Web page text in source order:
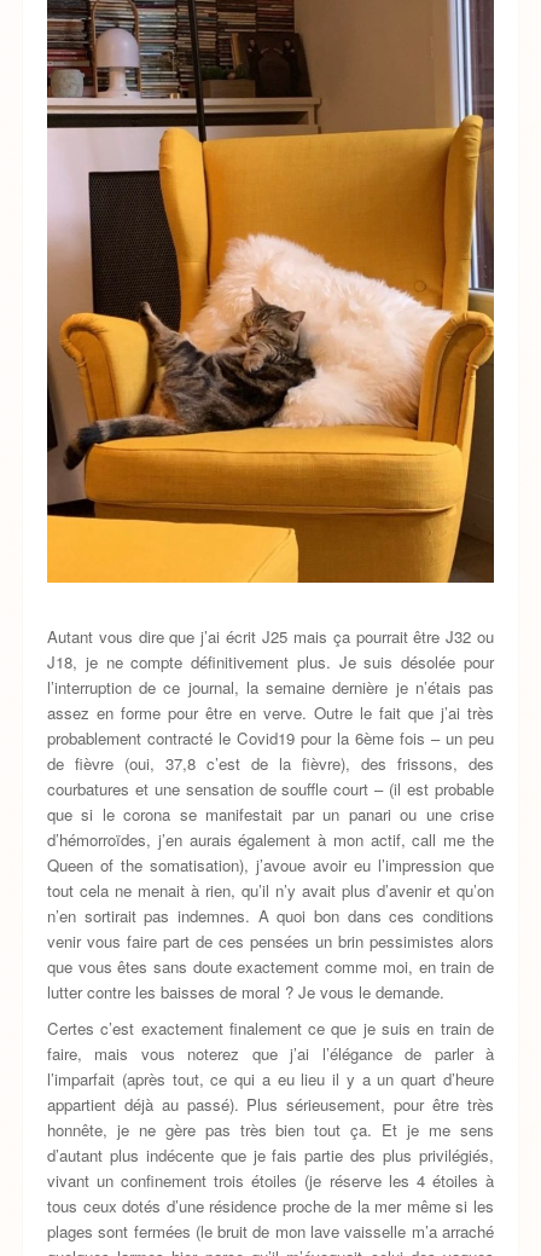
Autant vous dire que j’ai écrit J25 mais ça pourrait être J32 ou
J18, je ne compte définitivement plus. Je suis désolée pour
l’interruption de ce journal, la semaine dernière je n’étais pas
assez en forme pour être en verve. Outre le fait que j’ai très
probablement contracté le Covid19 pour la 6ème fois – un peu
de fièvre (oui, 37,8 c’est de la fièvre), des frissons, des
courbatures et une sensation de souffle court – (il est probable
que si le corona se manifestait par un panari ou une crise
d’hémorroïdes, j’en aurais également à mon actif, call me the
Queen of the somatisation), j’avoue avoir eu l’impression que
tout cela ne menait à rien, qu’il n’y avait plus d’avenir et qu’on
n’en sortirait pas indemnes. A quoi bon dans ces conditions
venir vous faire part de ces pensées un brin pessimistes alors
que vous êtes sans doute exactement comme moi, en train de
lutter contre les baisses de moral ? Je vous le demande.
Certes c’est exactement finalement ce que je suis en train de
faire, mais vous noterez que j’ai l’élégance de parler à
l’imparfait (après tout, ce qui a eu lieu il y a un quart d’heure
appartient déjà au passé). Plus sérieusement, pour être très
honnête, je ne gère pas très bien tout ça. Et je me sens
d’autant plus indécente que je fais partie des plus privilégiés,
vivant un confinement trois étoiles (je réserve les 4 étoiles à
tous ceux dotés d’une résidence proche de la mer même si les
plages sont fermées (le bruit de mon lave vaisselle m’a arraché